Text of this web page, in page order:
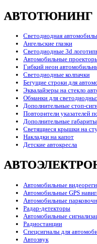
АВТОТЮНИНГ
Светодиодная
Ангельские глазки
Светодиодные 3d
Автомобильные
Гибкий неон
Светодиодные колпачки
Бегущие строки для
Эквалайзеры на стекло
Обманки для
Дополнительные стоп-
Повторители указателей
Дополнительные габариты
Светящиеся крышки на
Накладки на капот
Детские автокресла
Автомобильные
Автомобильные GPS
Автомобильные
Радар-детекторы
Автомобильные
Радиостанции
Спецсигналы для
Автозвук